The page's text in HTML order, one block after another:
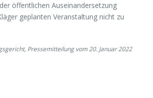
öffentlichen Auseinandersetzung
geplanten Veranstaltung nicht zu
Pressemitteilung vom 20. Januar 2022